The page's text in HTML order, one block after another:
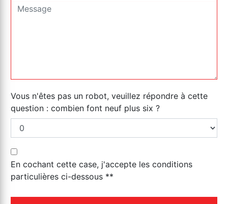
Vous n'êtes pas un robot, veuillez répondre à cette
question : combien font neuf plus six ?
En cochant cette case, j'accepte les conditions
particulières ci-dessous **